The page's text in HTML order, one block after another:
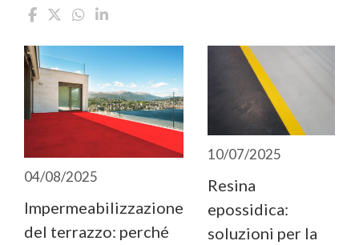
04/08/2025
Impermeabilizzazione
del terrazzo: perché
10/07/2025
Resina
epossidica:
soluzioni per la